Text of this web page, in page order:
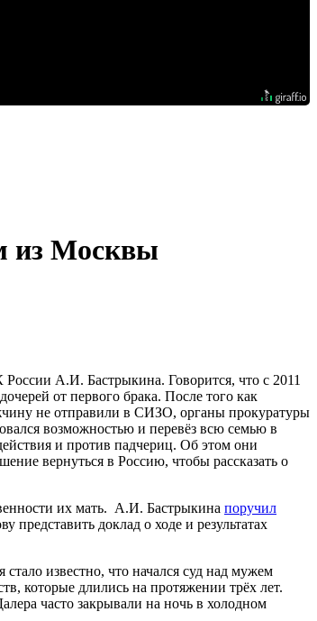
из Москвы
России А.И. Бастрыкина. Говорится, что с 2011
от первого брака. После того как
не отправили в СИЗО, органы прокуратуры
возможностью и перевёз всю семью в
и против падчериц. Об этом они
вернуться в Россию, чтобы рассказать о
их мать. А.И. Бастрыкина поручил
доклад о ходе и результатах
известно, что начался суд над мужем
которые длились на протяжении трёх лет.
часто закрывали на ночь в холодном